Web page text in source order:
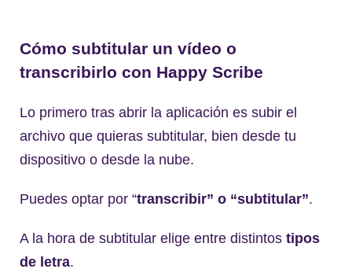
Cómo subtitular un vídeo o
transcribirlo con Happy Scribe
Lo primero tras abrir la aplicación es subir el
archivo que quieras subtitular, bien desde tu
dispositivo o desde la nube.
Puedes optar por “transcribir” o “subtitular”.
A la hora de subtitular elige entre distintos tipos
de letra.